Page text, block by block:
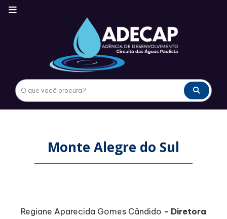
Monte Alegre do Sul
Regiane Aparecida Gomes Cândido - Diretora